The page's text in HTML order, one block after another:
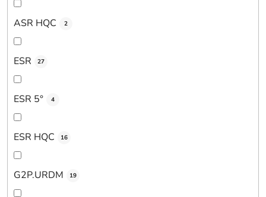
ASR HQC 2
ESR 27
ESR 5° 4
ESR HQC 16
G2P.URDM 19